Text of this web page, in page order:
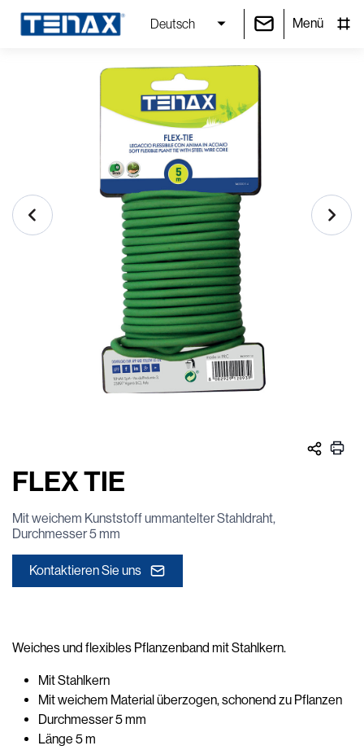
Deutsch Menü
FLEX TIE
Mit weichem Kunststoff ummantelter Stahldraht,
Durchmesser 5 mm
Kontaktieren Sie uns
Weiches und flexibles Pflanzenband mit Stahlkern.
Mit Stahlkern
Mit weichem Material überzogen, schonend zu Pflanzen
Durchmesser 5 mm
Länge 5 m